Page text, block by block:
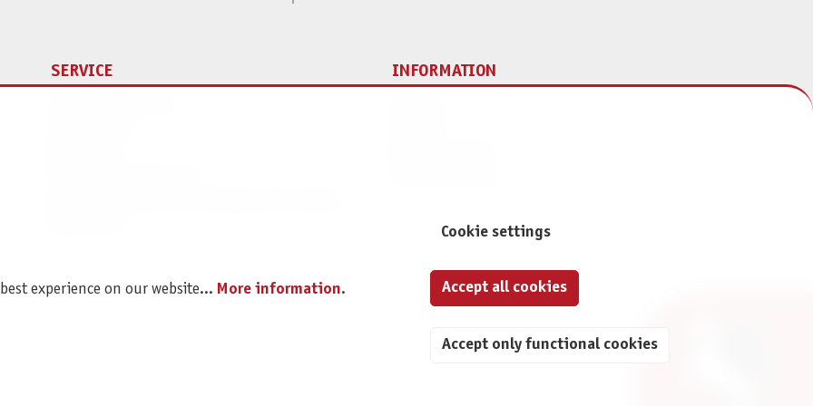
SERVICE INFORMATION
experience on our website... More information.
Cookie settings
Accept only functional cookies
Accept all cookies